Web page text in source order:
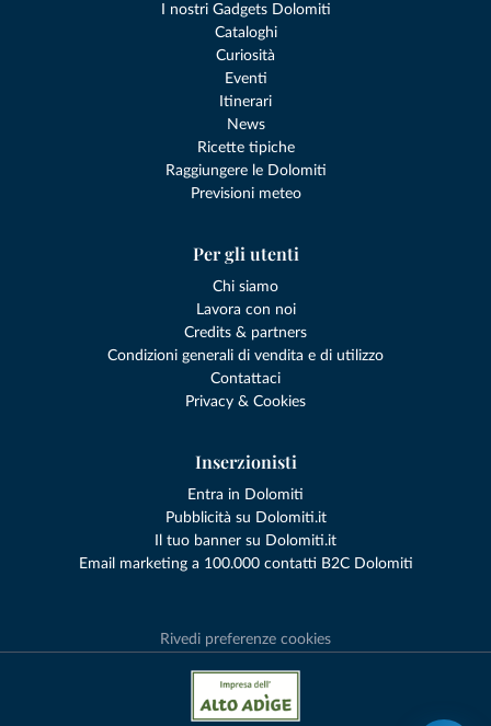
I nostri Gadgets Dolomiti
Cataloghi
Curiosità
Eventi
Itinerari
News
Ricette tipiche
Raggiungere le Dolomiti
Previsioni meteo
Per gli utenti
Chi siamo
Lavora con noi
Credits & partners
Condizioni generali di vendita e di utilizzo
Contattaci
Privacy & Cookies
Inserzionisti
Entra in Dolomiti
Pubblicità su Dolomiti.it
Il tuo banner su Dolomiti.it
Email marketing a 100.000 contatti B2C Dolomiti
Rivedi preferenze cookies